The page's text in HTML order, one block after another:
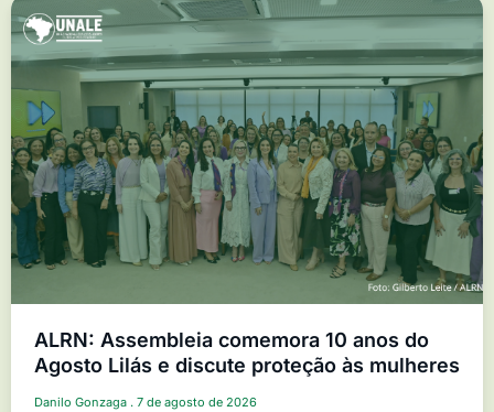
ALRN: Assembleia comemora 10 anos do
Agosto Lilás e discute proteção às mulheres
Danilo Gonzaga 7 de agosto de 2026